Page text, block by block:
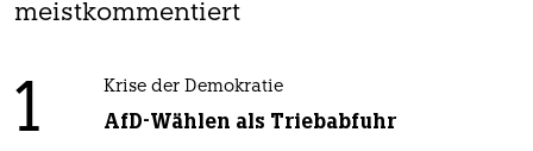
meistkommentiert
1 Krise der Demokratie
AfD-Wählen als Triebabfuhr